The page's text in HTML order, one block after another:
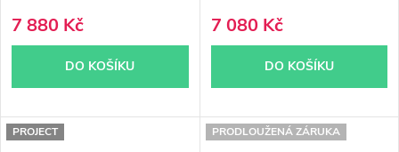
7 880 Kč
DO KOŠÍKU
7 080 Kč
DO KOŠÍKU
PROJECT PRODLOUŽENÁ ZÁRUKA